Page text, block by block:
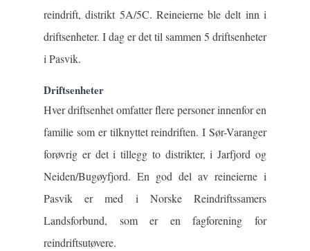
reindrift, distrikt 5A/5C. Reineierne ble delt inn i
driftsenheter. I dag er det til sammen 5 driftsenheter
i Pasvik.
Driftsenheter
Hver driftsenhet omfatter flere personer innenfor en
familie som er tilknyttet reindriften. I Sør-Varanger
forøvrig er det i tillegg to distrikter, i Jarfjord og
Neiden/Bugøyfjord. En god del av reineierne i
Pasvik er med i Norske Reindriftssamers
Landsforbund, som er en fagforening for
reindriftsutøvere.